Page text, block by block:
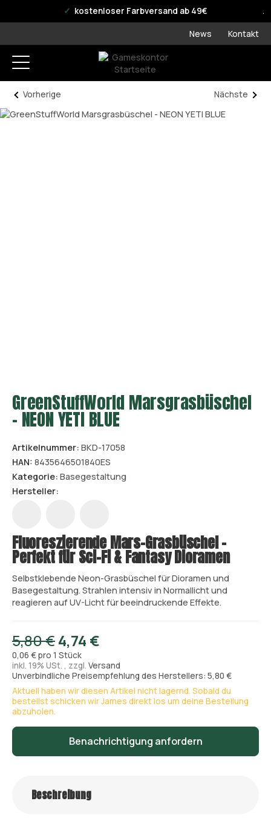
offizieller WPN Storekostenloser Farbversand ab 49€
News Kontakt
Vorherige Nächste
GreenStuffWorld Marsgrasbüschel
- NEON YETI BLUE
Artikelnummer: BKD-17058
HAN: 8435646501840ES
Kategorie: Basegestaltung
Hersteller:
Fluoreszierende Mars-Grasbüschel –
Perfekt für Sci-Fi & Fantasy Dioramen
Selbstklebende Neon-Grasbüschel für Dioramen und
Basegestaltung. Strahlen intensiv in Normallicht und
reagieren auf UV-Licht für beeindruckende Effekte.
5,80 €4,74 €
0,06 € pro 1 Stück
inkl. 19% USt. , zzgl. Versand
Unverbindliche Preisempfehlung des Herstellers: 5,80 €
Aktuell haben wir diesen Artikel nicht lagernd. Sobald du
bestellst schicken wir James direkt los um deine Bestellung
abzuholen.
Benachrichtigung anfordern
Beschreibung